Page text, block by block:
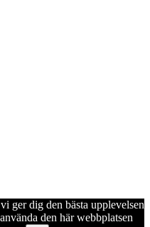
ger dig den bästa upplevelsen
den här webbplatsen